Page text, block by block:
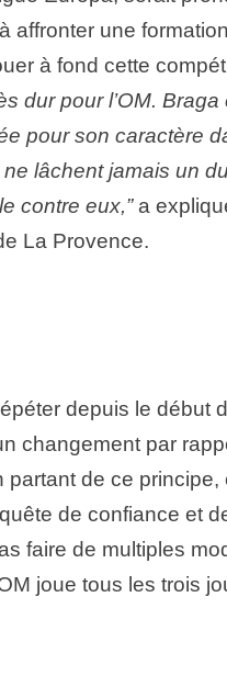
affronter une
à fond cette
dur pour l’OM.
pour son caractère
ne lâchent jamais un
contre eux,”a
La Provence.
depuis le début
changement par
partant de ce
de confiance et
faire de multiples
joue tous les trois